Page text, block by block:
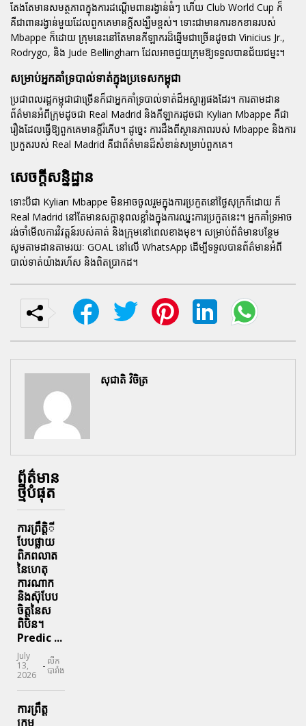
តែងតែមានសមត្ថភាពក្នុងការដណ្តើមពានរង្វាន់ធំៗ ហើយ Club World Cup ក៏
គឺជាពានរង្វាន់មួយដែលពួកគេមានក្តីសង្ឃឹមខ្ពស់។ ទោះជាមានការខកខានរបស់
Mbappe ក៏ដោយ ក្រុមនេះនៅតែមានកីឡាករដ៏ឆ្នើមជាច្រើនដូចជា Vinicius Jr.,
Rodrygo, និង Jude Bellingham ដែលអាចជួយក្រុមឱ្យទទួលបានជ័យជម្នះ។
សម្រាប់អ្នកគាំទ្របាល់ទាត់ក្នុងប្រទេសកម្ពុជា
ប្រជាពលរដ្ឋកម្ពុជាជាច្រើនក៏ជាអ្នកគាំទ្របាល់ទាត់ដ៏អស្ចារ្យផងដែរ។ ការតាមដាន
ព័ត៌មានអំពីក្រុមដូចជា Real Madrid និងកីឡាករដូចជា Kylian Mbappe គឺជា
រឿងដែលធ្វើឱ្យពួកគេមានក្តីរំភើប។ ដូច្នេះ ការដឹងពីស្ថានភាពរបស់ Mbappe និងការ
ប្រកួតរបស់ Real Madrid គឺជាព័ត៌មានដ៏សំខាន់សម្រាប់ពួកគេ។
សេចក្តីសន្និដ្ឋាន
ទោះបីជា Kylian Mbappe មិនអាចចូលរួមក្នុងការប្រកួតនៅថ្ងៃសុក្រក៏ដោយ ក៏
Real Madrid នៅតែមានសក្តានុពលខ្លាំងក្នុងការឈ្នះការប្រកួតនេះ។ អ្នកគាំទ្រអាច
រង់ចាំមើលការវិវត្តន៍របស់គាត់ និងក្រុមនៅពេលខាងមុខ។ សម្រាប់ព័ត៌មានបន្ថែម
សូមតាមដានតាមរយៈ GOAL នៅលើ WhatsApp ដើម្បីទទួលបានព័ត៌មានអំពី
បាល់ទាត់យ៉ាងរហ័ស និងពិតប្រាកដ។
សុជាតិ វិចិត្រ
ព័ត៌មាន
ថ្មីបំផុត
ការព្រឹតិ្តី
បែបផ្លាយ
ពិភពលាត
នៃហេតុ
ការណាក
និងស៊ុបែប
ចិត្តនៃស
ពិបិន។
Predic ...
July
13,
2026
- លីក
បារាំង
ការព្រឹត្ត
ក្រុម